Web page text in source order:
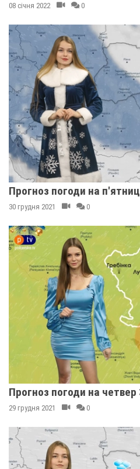
08 січня 2022 0
Прогноз погоди на
30 грудня 2021 0
Прогноз погоди на четвер
29 грудня 2021 0